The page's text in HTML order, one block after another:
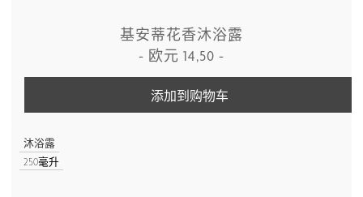
基安蒂花香沐浴露
- 欧元 14,50 -
添加到购物车
沐浴露
250毫升